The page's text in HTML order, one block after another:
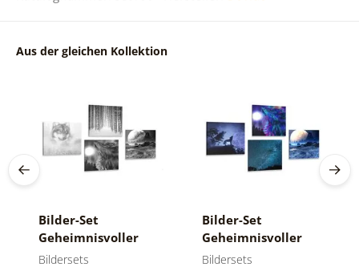
Aus der gleichen Kollektion
Bilder-Set
Geheimnisvoller
Wolf in Schwarz-
Bildersets
Bilder-Set
Geheimnisvoller
Wolf
Bildersets